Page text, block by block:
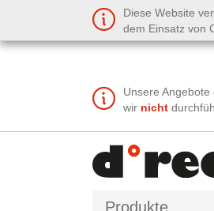
Diese Website
dem Einsatz von
Unsere Angebote
wir nicht
Produkte